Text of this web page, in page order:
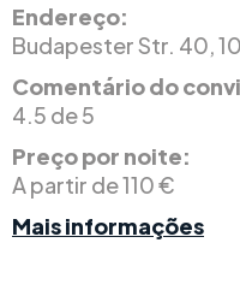
Endereço:
Budapester Str. 40,
Comentário do
4.5 de 5
Preço por noite:
A partir de 110 €
Mais informações